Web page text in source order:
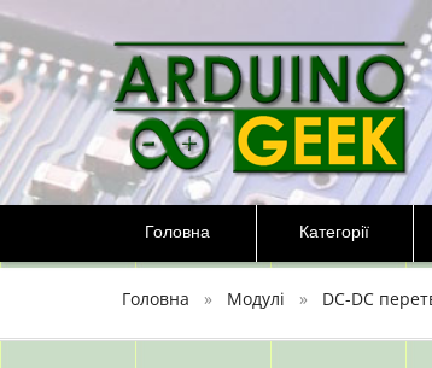
Перейти
до
вмісту
Головна Категорії
Головна Модулі DC-DC